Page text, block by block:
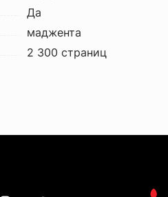
Да
маджента
2 300 страниц